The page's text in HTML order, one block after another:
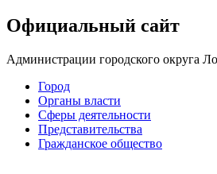
Официальный сайт
Администрации городского округа
Город
Органы власти
Сферы деятельности
Представительства
Гражданское общество